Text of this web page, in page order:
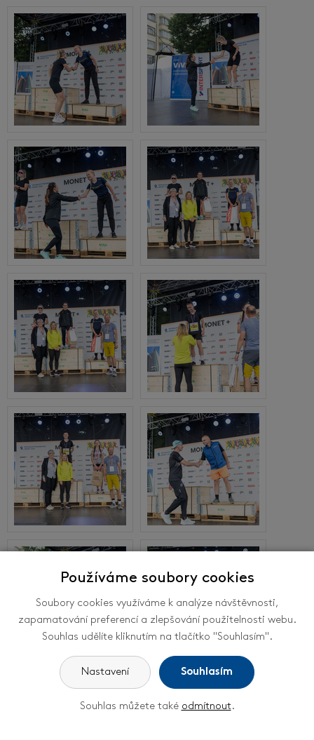
Předchozí 1 3 Následující
Používáme soubory cookies
Soubory cookies využíváme k analýze návštěvnosti,
zapamatování preferencí a zlepšování použitelnosti webu.
Souhlas udělíte kliknutím na tlačítko "Souhlasím".
Nastavení Souhlasím
Souhlas můžete také odmítnout.